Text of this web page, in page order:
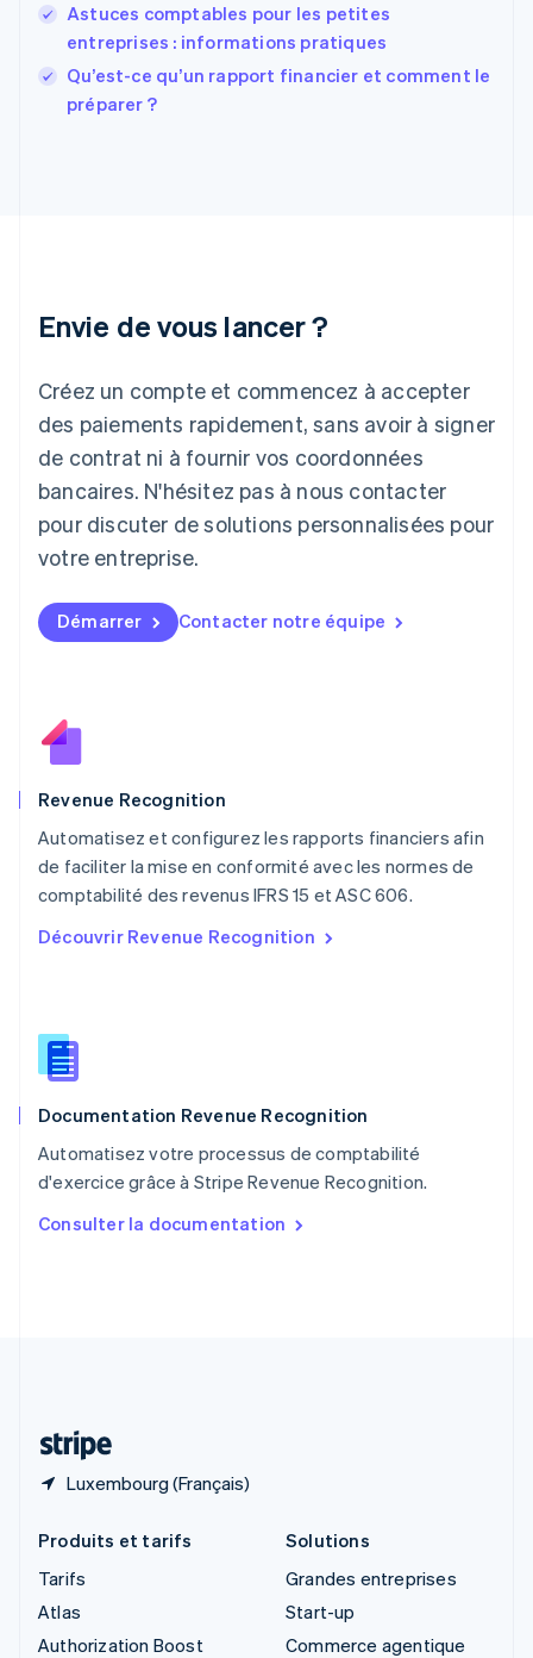
Astuces comptables pour les petites
entreprises : informations pratiques
Qu’est-ce qu’un rapport financier et comment le
préparer ?
Envie de vous lancer ?
Créez un compte et commencez à accepter
des paiements rapidement, sans avoir à signer
de contrat ni à fournir vos coordonnées
bancaires. N'hésitez pas à nous contacter
pour discuter de solutions personnalisées pour
votre entreprise.
Démarrer Contacter notre équipe
Revenue Recognition
Automatisez et configurez les rapports financiers afin
de faciliter la mise en conformité avec les normes de
comptabilité des revenus IFRS 15 et ASC 606.
Découvrir Revenue Recognition
Documentation Revenue Recognition
Automatisez votre processus de comptabilité
d'exercice grâce à Stripe Revenue Recognition.
Consulter la documentation
Luxembourg (Français)
FrançaisEnglish
Gibraltar
English
Grèce
English
Japon
Lettonie
English
Liechtenstein
DeutschEnglish
Lituanie
Luxembourg
FrançaisDeutschEnglish
English简体中文
Malte
Norvège
Nouvelle-Zélande
English
NederlandsEnglish
Pologne
English
PortuguêsEnglish
English
Roumanie
Royaume-Uni
Singapour
English简体中文
English
Produits et tarifs
Tarifs
Atlas
Authorization Boost
Solutions
Grandes entreprises
Start-up
Commerce agentique